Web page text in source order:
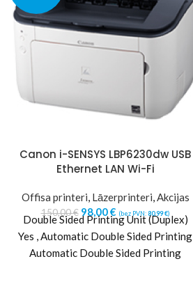
Canon i-SENSYS LBP6230dw USB
Ethernet LAN Wi-Fi
Offisa printeri, Lāzerprinteri,Akcijas
150,00€ 98,00€ (bez PVN: 80,99€)
Double Sided Printing Unit (Duplex)
Yes , Automatic Double Sided Printing
Automatic Double Sided Printing